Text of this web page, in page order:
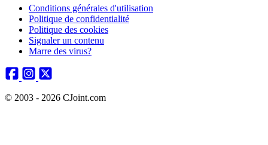
Conditions générales d'utilisation
Politique de confidentialité
Politique des cookies
Signaler un contenu
Marre des virus?
© 2003 - 2026 CJoint.com